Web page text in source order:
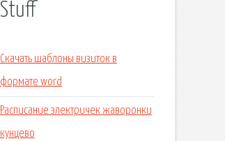
Stuff
Скачать шаблоны визиток в
формате word
Расписание электричек жаворонки
кунцево